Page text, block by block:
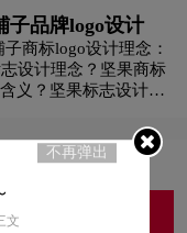
logo设计
logo设计
logo设计
子品牌logo设计
商标logo设计理念：
设计理念？坚果商标
义？坚果标志设计含
logo？如何设计坚果
不再弹出
文